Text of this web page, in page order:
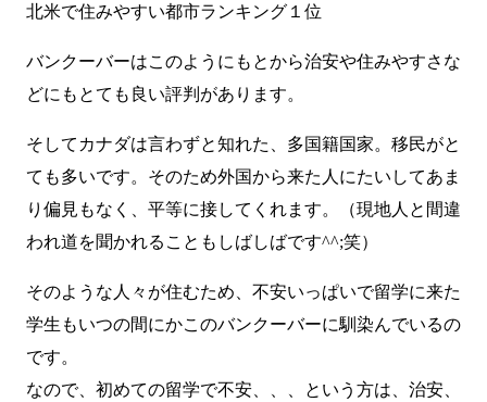
北米で住みやすい都市ランキング１位
バンクーバーはこのようにもとから治安や住みやすさな
どにもとても良い評判があります。
そしてカナダは言わずと知れた、多国籍国家。移民がと
ても多いです。そのため外国から来た人にたいしてあま
り偏見もなく、平等に接してくれます。（現地人と間違
われ道を聞かれることもしばしばです^^;笑）
そのような人々が住むため、不安いっぱいで留学に来た
学生もいつの間にかこのバンクーバーに馴染んでいるの
です。
なので、初めての留学で不安、、、という方は、治安、